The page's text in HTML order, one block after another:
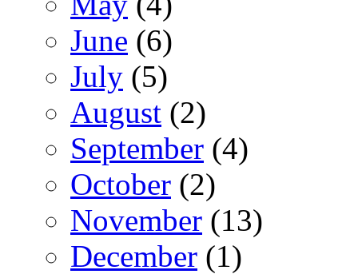
June (6)
July (5)
August (2)
September (4)
October (2)
November (13)
December (1)